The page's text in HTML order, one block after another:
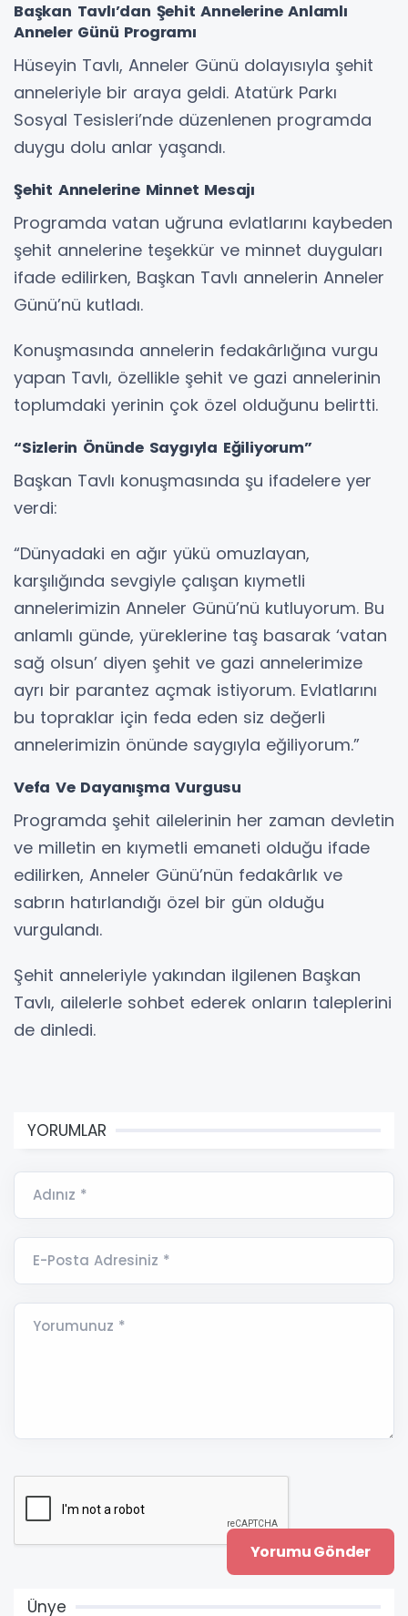
Başkan Tavlı’dan Şehit Annelerine Anlamlı
Anneler Günü Programı
Hüseyin Tavlı, Anneler Günü dolayısıyla şehit
anneleriyle bir araya geldi. Atatürk Parkı
Sosyal Tesisleri’nde düzenlenen programda
duygu dolu anlar yaşandı.
Şehit Annelerine Minnet Mesajı
Programda vatan uğruna evlatlarını kaybeden
şehit annelerine teşekkür ve minnet duyguları
ifade edilirken, Başkan Tavlı annelerin Anneler
Günü’nü kutladı.
Konuşmasında annelerin fedakârlığına vurgu
yapan Tavlı, özellikle şehit ve gazi annelerinin
toplumdaki yerinin çok özel olduğunu belirtti.
“Sizlerin Önünde Saygıyla Eğiliyorum”
Başkan Tavlı konuşmasında şu ifadelere yer
verdi:
“Dünyadaki en ağır yükü omuzlayan,
karşılığında sevgiyle çalışan kıymetli
annelerimizin Anneler Günü’nü kutluyorum. Bu
anlamlı günde, yüreklerine taş basarak ‘vatan
sağ olsun’ diyen şehit ve gazi annelerimize
ayrı bir parantez açmak istiyorum. Evlatlarını
bu topraklar için feda eden siz değerli
annelerimizin önünde saygıyla eğiliyorum.”
Vefa Ve Dayanışma Vurgusu
Programda şehit ailelerinin her zaman devletin
ve milletin en kıymetli emaneti olduğu ifade
edilirken, Anneler Günü’nün fedakârlık ve
sabrın hatırlandığı özel bir gün olduğu
vurgulandı.
Şehit anneleriyle yakından ilgilenen Başkan
Tavlı, ailelerle sohbet ederek onların taleplerini
de dinledi.
YORUMLAR
Adınız *
E-Posta Adresiniz *
Yorumunuz *
Ünye